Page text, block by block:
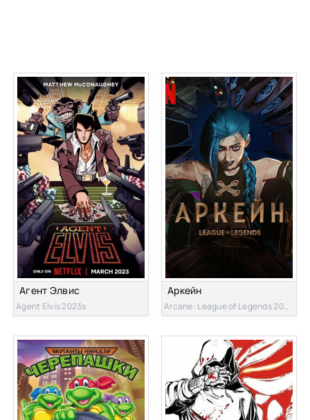
Агент Элвис
Agent Elvis 2023s
Аркейн
Arcane: League of Legends 2021s